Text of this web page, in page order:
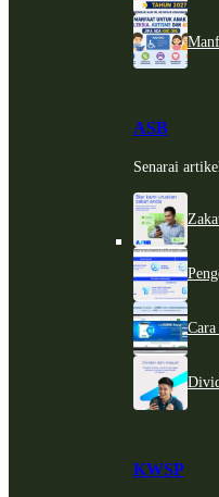
ASB
Senarai
KWSP